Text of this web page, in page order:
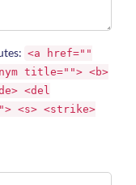
<a href=""
title=""> <b>
<del
<s> <strike>